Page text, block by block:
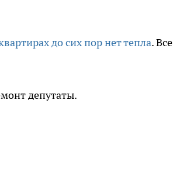
до сих пор нет тепла. Все
депутаты.